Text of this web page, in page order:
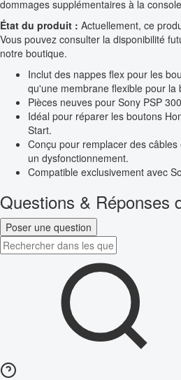
dommages supplémentaires à la
État du produit : Actuellement, ce
Vous pouvez consulter la disponibilité
notre boutique.
Inclut des nappes flex pour les
qu'une membrane flexible pour la
Pièces neuves pour Sony PSP
Idéal pour réparer les boutons
Start.
Conçu pour remplacer des
un dysfonctionnement.
Compatible exclusivement avec
Questions & Réponses
Poser une question